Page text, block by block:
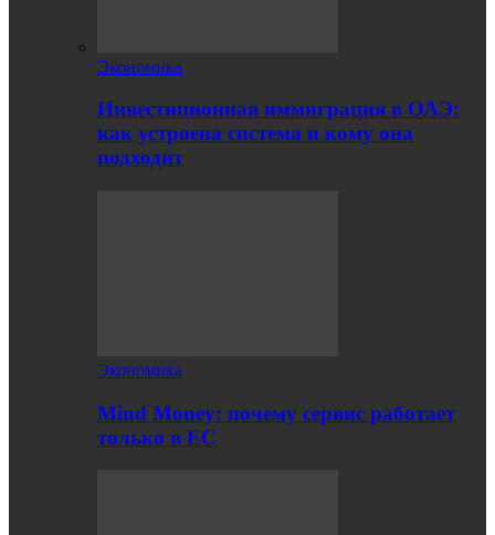
Экономика
Инвестиционная иммиграция в ОАЭ:
как устроена система и кому она
подходит
Экономика
Mind Money: почему сервис работает
только в ЕС